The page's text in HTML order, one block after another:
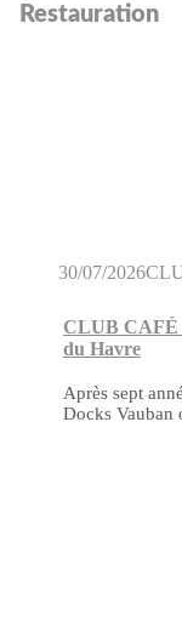
Restauration
30/07/2026
CLUB CAFÉ
du Havre
Après sept
Docks Vauban